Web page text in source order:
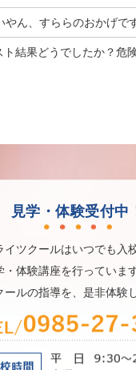
ん、すららのおかげです
結果どうでしたか？危
見学・体験受付中
イツクールはいつでも入
・体験講座を行っていま
ールの指導を、是非体験